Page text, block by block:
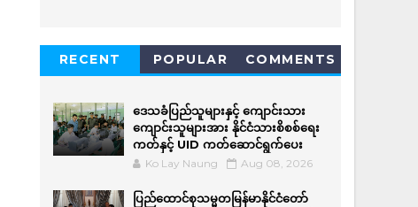
RECENT POPULAR COMMENTS
ဒေသခံပြည်သူများနှင့် ကျောင်းသား
ကျောင်းသူများအား နိုင်ငံသားစိစစ်ရေး
ကတ်နှင့် UID ကတ်ဆောင်ရွက်ပေး
Ko Lay Naung Aug 08, 2026
ပြည်ထောင်စုသမ္မတမြန်မာနိုင်ငံတော်